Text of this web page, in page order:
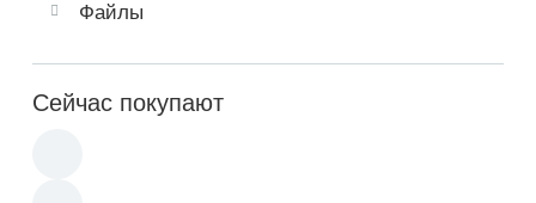
Файлы
Сейчас покупают